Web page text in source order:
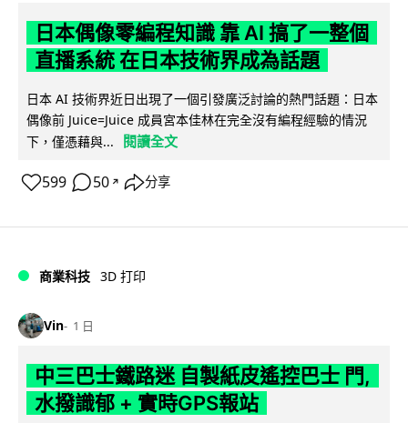
日本偶像零編程知識 靠 AI 搞了一整個
直播系統 在日本技術界成為話題
日本 AI 技術界近日出現了一個引發廣泛討論的熱門話題：日本
偶像前 Juice=Juice 成員宮本佳林在完全沒有編程經驗的情況
下，僅憑藉與...
閱讀全文
599 50 ↗ 分享
商業科技 3D 打印
Vin 1 日
中三巴士鐵路迷 自製紙皮遙控巴士 門,
水撥識郁 + 實時GPS報站